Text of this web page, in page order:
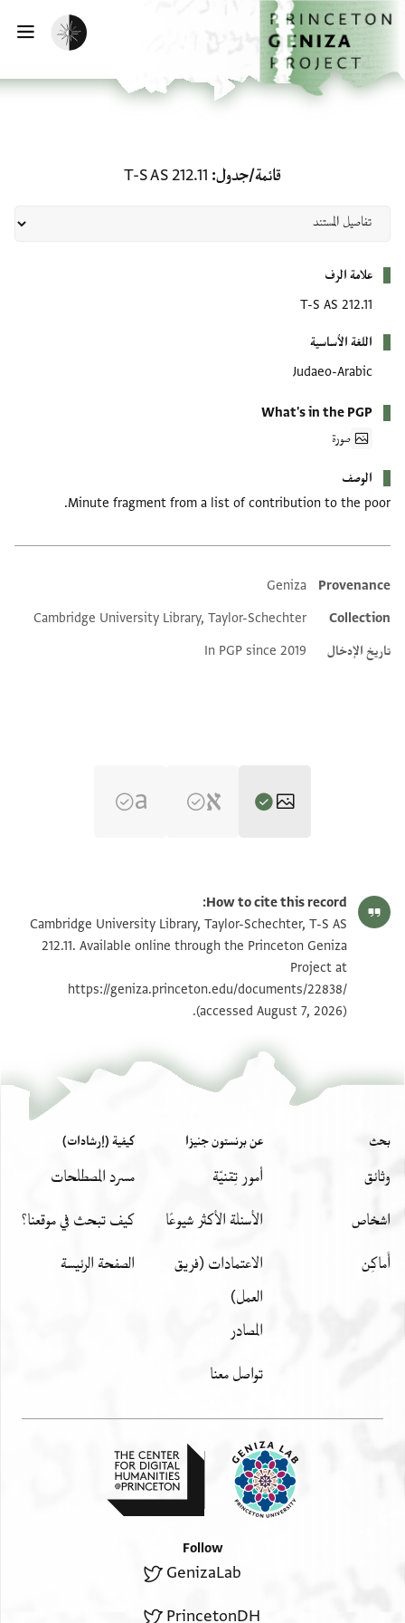
إلى المحتوى الرئيسي
الرئيسية
تفعيل الوضع المظلم
قائمة/جدول T-S AS 212.11
علامة الرف
T-S AS 212.11
اللغة الأساسية
Judaeo-Arabic
What's in the PGP
صورة
الوصف
Minute fragment from a list of contribution to the poor.
Additional metadata
Provenance
Geniza
Collection
Cambridge University Library, Taylor-Schechter
تاريخ الإدخال
In PGP since 2019
T-S AS 212.11 1v تكبير و تدوير
بيان أذونات الصورة
How to cite this record:
Cambridge University Library, Taylor-Schechter, T-S AS
212.11. Available online through the Princeton Geniza
Project at
https://geniza.princeton.edu/documents/22838/
(accessed August 7, 2026).
بحث
وثائق
اشخاص
أَماكِن
عن برنستون جنيزا
أمور تِقنيّة
الأسئلة الأكثر شيوعًا
الاعتمادات (فريق
العمل)
المصادر
تواصل معنا
كيفية (إرشادات)
مسرد المصطلحات
كيف تبحث في موقعنا؟
الصفحة الرئيسة
Follow
GenizaLab
PrincetonDH